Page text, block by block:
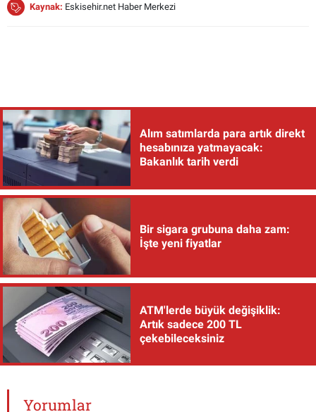
Kaynak: Eskisehir.net Haber Merkezi
Alım satımlarda para artık direkt
hesabınıza yatmayacak:
Bakanlık tarih verdi
Bir sigara grubuna daha zam:
İşte yeni fiyatlar
ATM'lerde büyük değişiklik:
Artık sadece 200 TL
çekebileceksiniz
Yorumlar